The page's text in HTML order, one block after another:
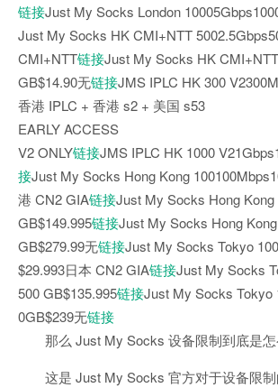
链接Just My Socks London
Just My Socks HK CMI+NTT
CMI+NTT链接Just My Socks HK
GB$14.90无链接JMS IPLC HK 300
香港 IPLC + 香港 s2 + 美国 s53
EARLY ACCESS
V2 ONLY链接JMS IPLC HK 1000
接Just My Socks Hong Kong
港 CN2 GIA链接Just My Socks Hong
GB$149.995链接Just My Socks Hong
GB$279.99无链接Just My Socks Tokyo
$29.993日本 CN2 GIA链接Just My Socks
500 GB$135.995链接Just My Socks Tokyo
0GB$239无链接
那么 Just My Socks 设备限制到底是怎
这是 Just My Socks 官方对于设备限制